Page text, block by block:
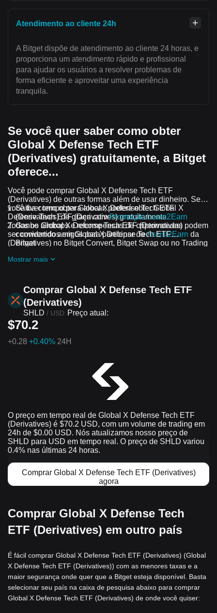
Atendimento ao cliente 24h
A Bitget dispõe de atendimento ao cliente 24 horas, e
proporciona um atendimento rápido e profissional
para ajudar os usuários a resolver problemas de
forma eficiente e aproveitar uma experiência
tranquila.
Se você quer saber como obter
Global X Defense Tech ETF
(Derivatives) gratuitamente, a Bitget
oferece...
Você pode comprar Global X Defense Tech ETF
(Derivatives) de outras formas além de usar dinheiro. Se
você tiver tempo para alocar, poderá obter Global X
Defense Tech ETF (Derivatives) gratuitamente.
Saiba como obter Global X Defense Tech ETF
(Derivatives) de graça comPromoção Learn2Earn
Ganhe Global X Defense Tech ETF (Derivatives)
convidando amigos para participar doAssist2Earn da
Bitget
(Derivatives) grátis ao participar dos
Todos os airdrops e recompensas de criptomoedas podem
ser convertidos em Global X Defense Tech ETF
(Derivatives) no Bitget Convert, Bitget Swap ou no Trading
Mostrar mais
Comprar Global X Defense Tech ETF
(Derivatives)
SHLD / USD Preço atual:
$70.2
+0.28 +0.40% 24H
O preço em tempo real de Global X Defense Tech ETF
(Derivatives) é $70.2 USD, com um volume de trading em
24h de $0.00 USD. Nós atualizamos nosso preço de
SHLD para USD em tempo real. O preço de SHLD variou
0.4% nas últimas 24 horas.
Comprar Global X Defense Tech ETF (Derivatives)
agora
Comprar Global X Defense Tech
ETF (Derivatives) em outro país
É fácil comprar Global X Defense Tech ETF (Derivatives) (Global
X Defense Tech ETF (Derivatives)) com as menores taxas e a
maior segurança onde quer que a Bitget esteja disponível. Basta
selecionar seu país na caixa de pesquisa abaixo para comprar
Global X Defense Tech ETF (Derivatives) de onde você quiser: